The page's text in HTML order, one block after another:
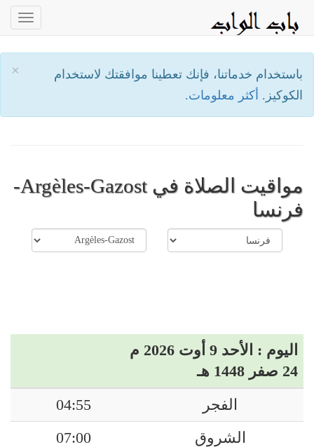
×
باستخدام خدماتنا، فإنك تعطينا موافقتك لاستخدام
الكوكيز. أكثر معلومات.
مواقيت الصلاة في Argèles-Gazost-
فرنسا
اليوم : الأحد 9 أوت 2026 م
24 صفر 1448 هـ
الفجر
04:55
الشروق
07:00